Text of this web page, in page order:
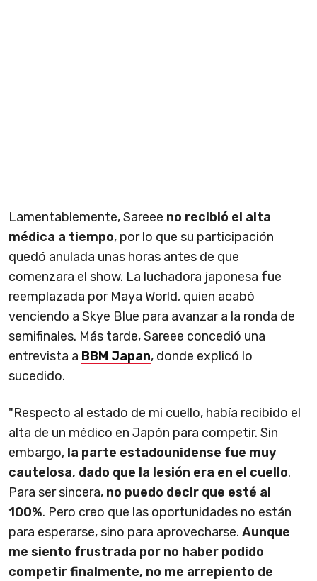
Lamentablemente, Sareee no recibió el alta
médica a tiempo, por lo que su participación
quedó anulada unas horas antes de que
comenzara el show. La luchadora japonesa fue
reemplazada por Maya World, quien acabó
venciendo a Skye Blue para avanzar a la ronda de
semifinales. Más tarde, Sareee concedió una
entrevista a BBM Japan, donde explicó lo
sucedido.
"Respecto al estado de mi cuello, había recibido el
alta de un médico en Japón para competir. Sin
embargo, la parte estadounidense fue muy
cautelosa, dado que la lesión era en el cuello.
Para ser sincera, no puedo decir que esté al
100%. Pero creo que las oportunidades no están
para esperarse, sino para aprovecharse. Aunque
me siento frustrada por no haber podido
competir finalmente, no me arrepiento de